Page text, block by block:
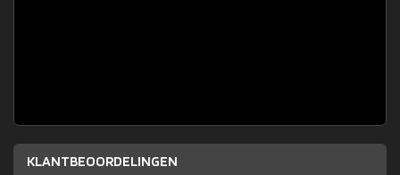
KLANTBEOORDELINGEN